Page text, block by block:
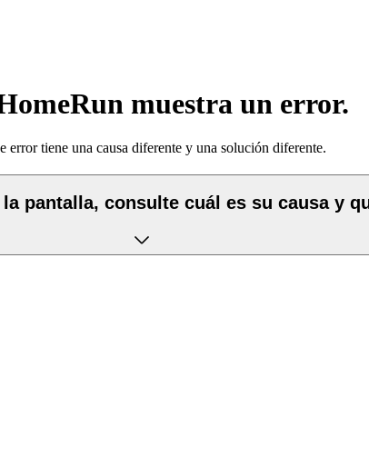
muestra un error.
error tiene una causa diferente y una solución diferente.
pantalla, consulte cuál es su causa y